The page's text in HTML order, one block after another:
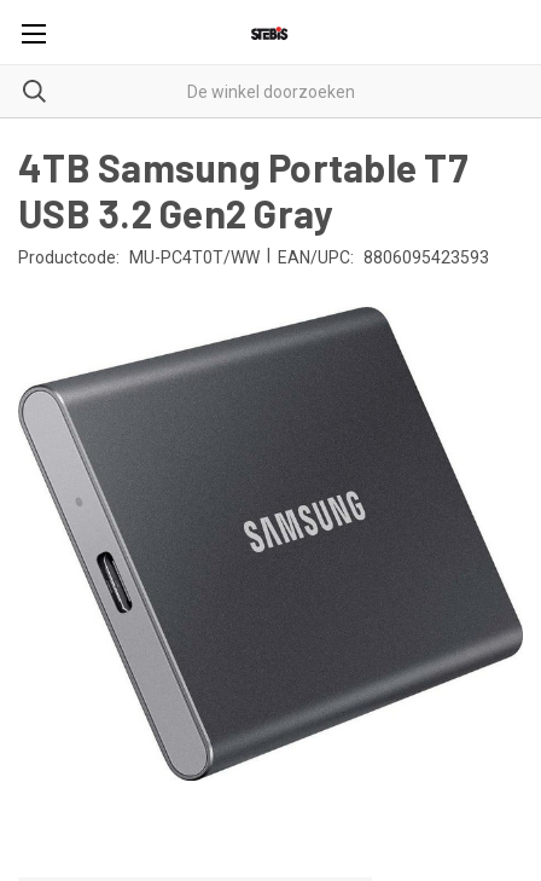
4TB Samsung Portable T7
USB 3.2 Gen2 Gray
Productcode: MU-PC4T0T/WW EAN/UPC: 8806095423593